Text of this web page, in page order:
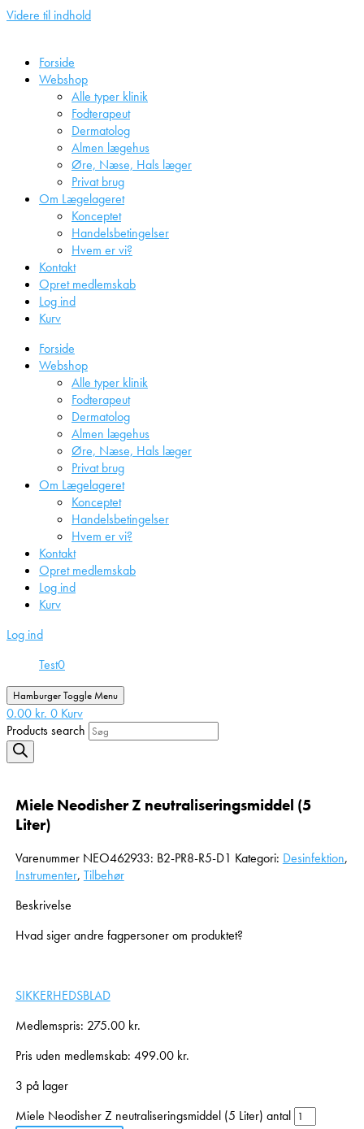
Videre til indhold
Forside
Webshop
Alle typer klinik
Fodterapeut
Dermatolog
Almen lægehus
Øre, Næse, Hals læger
Privat brug
Om Lægelageret
Konceptet
Handelsbetingelser
Hvem er vi?
Kontakt
Opret medlemskab
Log ind
Kurv
Forside
Webshop
Alle typer klinik
Fodterapeut
Dermatolog
Almen lægehus
Øre, Næse, Hals læger
Privat brug
Om Lægelageret
Konceptet
Handelsbetingelser
Hvem er vi?
Kontakt
Opret medlemskab
Log ind
Kurv
Log ind
Test0
Hamburger Toggle Menu
0.00 kr. 0 Kurv
Products search
Miele Neodisher Z neutraliseringsmiddel (5
Liter)
Varenummer NEO462933: B2-PR8-R5-D1 Kategori: Desinfektion,
Instrumenter, Tilbehør
Beskrivelse
Hvad siger andre fagpersoner om produktet?
SIKKERHEDSBLAD
Medlemspris: 275.00 kr.
Pris uden medlemskab: 499.00 kr.
3 på lager
Miele Neodisher Z neutraliseringsmiddel (5 Liter) antal